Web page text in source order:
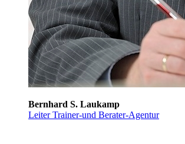
Bernhard S. Laukamp
Leiter Trainer-und Berater-Agentur